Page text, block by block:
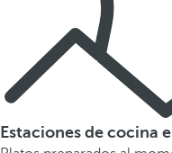
Estaciones de cocina